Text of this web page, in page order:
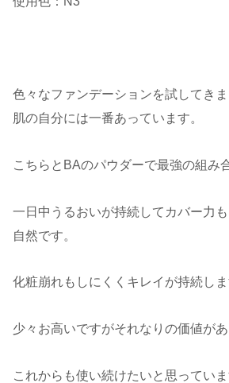
色々なファンデーションを試してき
肌の自分には一番あっています。
こちらとBAのパウダーで最強の組み
一日中うるおいが持続してカバー力
自然です。
化粧崩れもしにくくキレイが持続しま
少々お高いですがそれなりの価値があ
これからも使い続けたいと思っていま